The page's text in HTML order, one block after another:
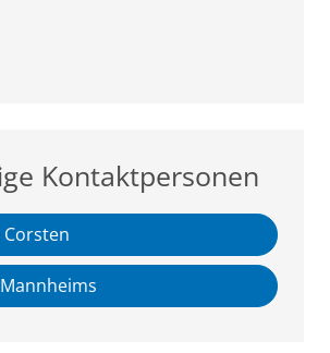
Kontaktpersonen
Corsten